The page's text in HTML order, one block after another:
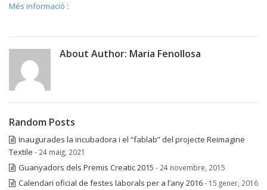
Més informació :
About Author: Maria Fenollosa
Random Posts
Inaugurades la incubadora i el “fablab” del projecte Reimagine
Textile - 24 maig, 2021
Guanyadors dels Premis Creatic 2015 - 24 novembre, 2015
Calendari oficial de festes laborals per a l’any 2016- 15 gener, 2016